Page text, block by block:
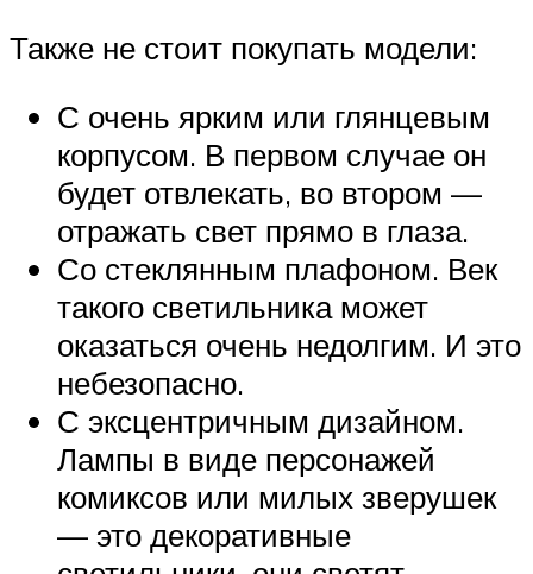
Также не стоит покупать модели:
С очень ярким или глянцевым
корпусом. В первом случае он
будет отвлекать, во втором —
отражать свет прямо в глаза.
Со стеклянным плафоном. Век
такого светильника может
оказаться очень недолгим. И это
небезопасно.
С эксцентричным дизайном.
Лампы в виде персонажей
комиксов или милых зверушек
— это декоративные